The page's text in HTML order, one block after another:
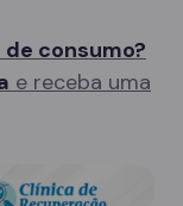
consumo?
e receba uma